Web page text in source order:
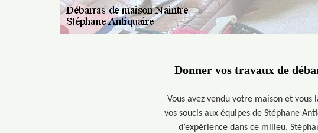
Donner vos travaux de
Vous avez vendu votre maison et
vos soucis aux équipes de Stéphane
d’expérience dans ce milieu.